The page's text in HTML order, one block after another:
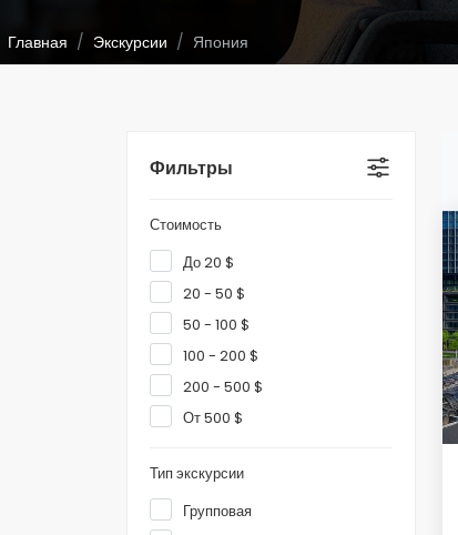
Главная Экскурсии Япония
Фильтры
Стоимость
До 20 $
20 - 50 $
50 - 100 $
100 - 200 $
200 - 500 $
От 500 $
Тип экскурсии
Групповая